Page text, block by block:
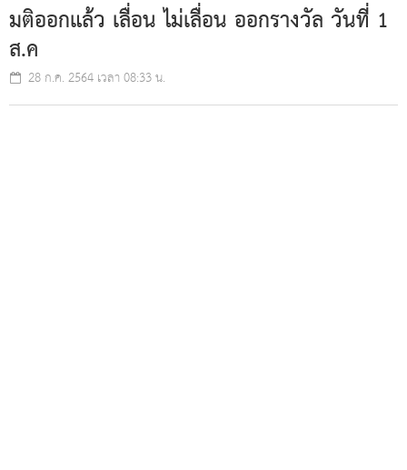
มติออกแล้ว เลื่อน ไม่เลื่อน ออกรางวัล วันที่ 1
ส.ค
28 ก.ค. 2564 เวลา 08:33 น.